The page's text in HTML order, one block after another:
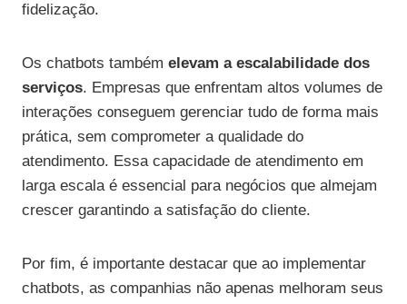
fidelização.
Os chatbots também elevam a escalabilidade dos
serviços. Empresas que enfrentam altos volumes de
interações conseguem gerenciar tudo de forma mais
prática, sem comprometer a qualidade do
atendimento. Essa capacidade de atendimento em
larga escala é essencial para negócios que almejam
crescer garantindo a satisfação do cliente.
Por fim, é importante destacar que ao implementar
chatbots, as companhias não apenas melhoram seus